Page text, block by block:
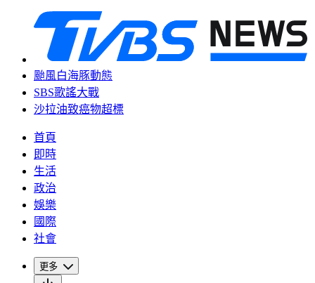
颱風白海豚動態
SBS歌謠大戰
沙拉油致癌物超標
首頁
即時
生活
政治
娛樂
國際
社會
更多